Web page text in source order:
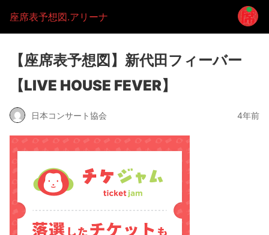
座席表予想図.アリーナ
【座席表予想図】新代田フィーバー
【LIVE HOUSE FEVER】
日本コンサート協会 4年前